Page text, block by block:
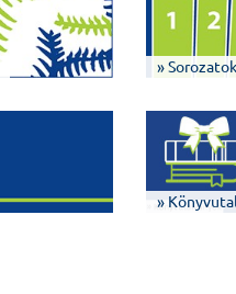
» Sorozatok
»